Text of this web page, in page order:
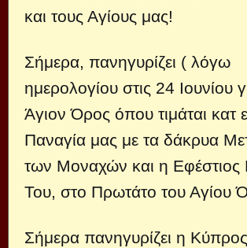
και τους Αγίους μας!
Σήμερα, πανηγυρίζει ( λόγω
ημερολογίου στις 24 Ιουνίου
Άγιον Όρος όπου τιμάται κατ
Παναγία μας με τα δάκρυα
των Μοναχών και η Εφέστιος
Του, στο Πρωτάτο του Αγίου
Σήμερα πανηγυρίζει η